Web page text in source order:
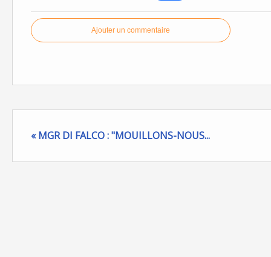
Ajouter un commentaire
« MGR DI FALCO : "MOUILLONS-NOUS...